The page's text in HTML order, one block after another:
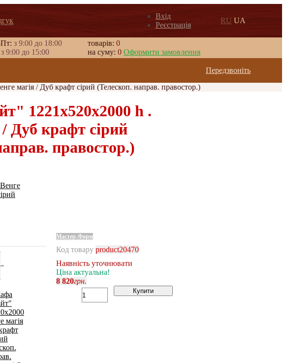
Вхід
Реєстрація
RU UA
з 9:00 до 18:00
з 9:00 до 15:00
товарів: 0
на суму: 0 Оформити замовлення
Передзвоніть
магія / Дуб крафт сірий (Телескоп. направ. правостор.)
1221х520х2000 h .
Дуб крафт сірий
правостор.)
Мастер-Форм
Код товару product20470
Наявність уточнювати
Ціна актуальна!
8 820грн.
Купити